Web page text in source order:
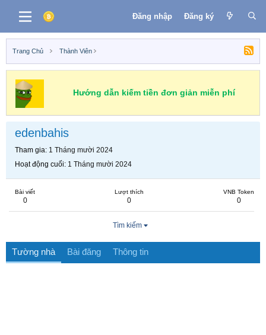
Đăng nhập Đăng ký
Trang Chủ Thành Viên
Hướng dẫn kiếm tiền đơn giản miễn phí
edenbahis
Tham gia 1 Tháng mười 2024
Hoạt động cuối 1 Tháng mười 2024
Bài viết
0
Lượt thích
0
VNB Token
0
Tìm kiếm
Tường nhà Bài đăng Thông tin